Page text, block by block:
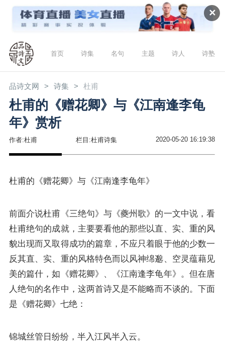
✕
首页 诗集 名句 主题 诗人 诗塾
品诗文网 诗集 杜甫
杜甫的《赠花卿》与《江南逢李龟
年》赏析
作者:杜甫 栏目:杜甫诗集 2020-05-20 16:19:38
杜甫的《赠花卿》与《江南逢李龟年》
前面介说杜甫《三绝句》与《夔州歌》的一文中说，看
杜甫绝句的成就，主要要看他的那些以直、实、重的风
貌出现而又取得成功的篇章，不应只着眼于他的少数一
反其直、实、重的风格特色而以风神绵邈、空灵蕴藉见
美的篇什，如《赠花卿》、《江南逢李龟年》。但在唐
人绝句的名作中，这两首诗又是不能略而不谈的。下面
是《赠花卿》七绝：
锦城丝管日纷纷，半入江风半入云。